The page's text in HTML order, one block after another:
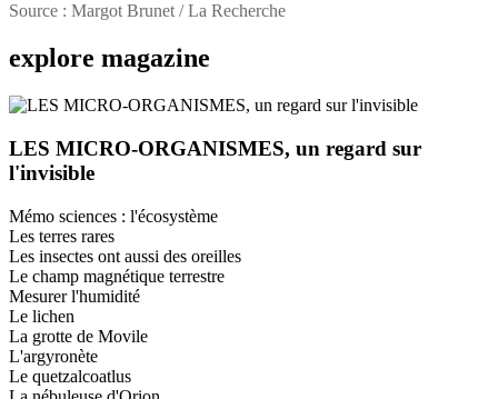
Source : Margot Brunet / La Recherche
explore magazine
LES MICRO-ORGANISMES, un regard sur
l'invisible
Mémo sciences : l'écosystème
Les terres rares
Les insectes ont aussi des oreilles
Le champ magnétique terrestre
Mesurer l'humidité
Le lichen
La grotte de Movile
L'argyronète
Le quetzalcoatlus